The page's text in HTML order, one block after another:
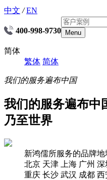
中文 / EN
400-998-9730 Menu
简体
繁体 简体
我们的服务遍布中国
我们的服务遍布中
乃至世界
新鸿儒所服务的品牌
北京 天津 上海 广州 深
重庆 长沙 武汉 成都 西